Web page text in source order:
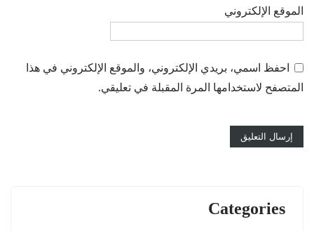
الموقع الإلكتروني
احفظ اسمي، بريدي الإلكتروني، والموقع الإلكتروني في هذا
المتصفح لاستخدامها المرة المقبلة في تعليقي.
Categories